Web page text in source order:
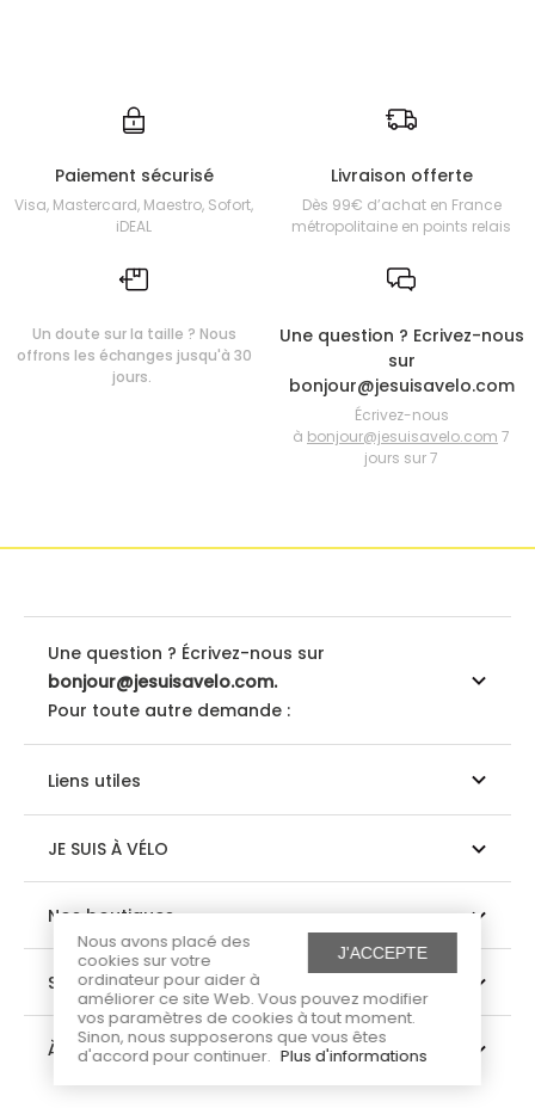
J'ACCEPTE
Nous avons placé des
cookies sur votre
ordinateur pour aider à
améliorer ce site Web. Vous pouvez modifier
vos paramètres de cookies à tout moment.
Sinon, nous supposerons que vous êtes
d'accord pour continuer. Plus d'informations
Paiement sécurisé
Visa, Mastercard, Maestro, Sofort,
iDEAL
Livraison offerte
Dès 99€ d’achat en France
métropolitaine en points relais
Un doute sur la taille ? Nous
offrons les échanges jusqu'à 30
jours.
Une question ? Ecrivez-nous
sur
bonjour@jesuisavelo.com
Écrivez-nous
à bonjour@jesuisavelo.com 7
jours sur 7
Une question ? Écrivez-nous sur
bonjour@jesuisavelo.com.
Pour toute autre demande :
Liens utiles
JE SUIS À VÉLO
Nos boutiques
Suivez-nous
À propos